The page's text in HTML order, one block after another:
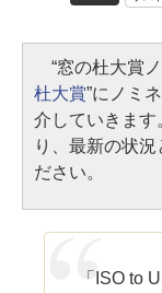
“窓の杜大賞ノ
杜大賞”にノミ
介していきます
り、最新の状
ださい。
「ISO to